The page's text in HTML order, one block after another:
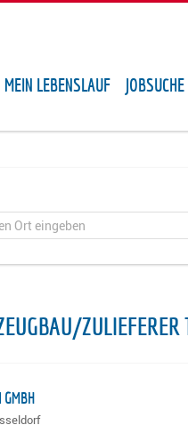
MEIN LEBENSLAUF JOBSUCHE
ZULIEFERER
GMBH